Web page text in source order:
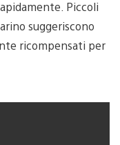
Piccoli
suggeriscono
ricompensati per